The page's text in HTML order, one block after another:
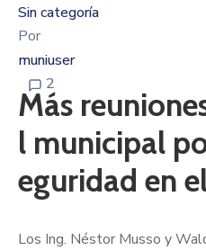
Sin categoría
Por
muniuser
2
Más
l municipal
eguridad en
Los Ing. Néstor Musso y